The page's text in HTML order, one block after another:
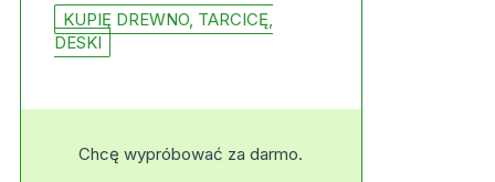
KUPIĘ DREWNO, TARCICĘ,
DESKI
Chcę wypróbować za darmo.